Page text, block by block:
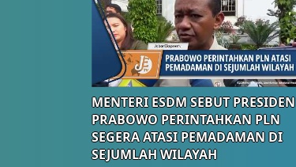
MENTERI ESDM SEBUT PRESIDEN
PRABOWO PERINTAHKAN PLN
SEGERA ATASI PEMADAMAN DI
SEJUMLAH WILAYAH